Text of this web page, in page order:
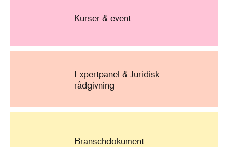
Kurser & event
Expertpanel & Juridisk
rådgivning
Branschdokument